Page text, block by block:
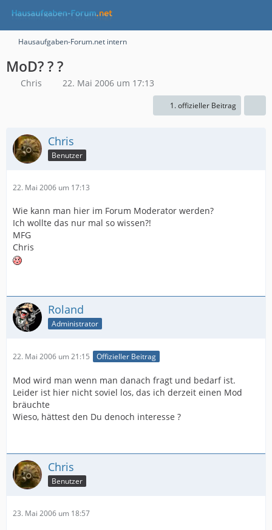
Hausaufgaben-Forum.net intern
MoD? ? ?
Chris 22. Mai 2006 um 17:13
1. offizieller Beitrag
Chris
Benutzer
22. Mai 2006 um 17:13
Wie kann man hier im Forum Moderator werden?
Ich wollte das nur mal so wissen?!
MFG
Chris
Roland
Administrator
22. Mai 2006 um 21:15 Offizieller Beitrag
Mod wird man wenn man danach fragt und bedarf ist.
Leider ist hier nicht soviel los, das ich derzeit einen Mod
bräuchte
Wieso, hättest den Du denoch interesse ?
Chris
Benutzer
23. Mai 2006 um 18:57